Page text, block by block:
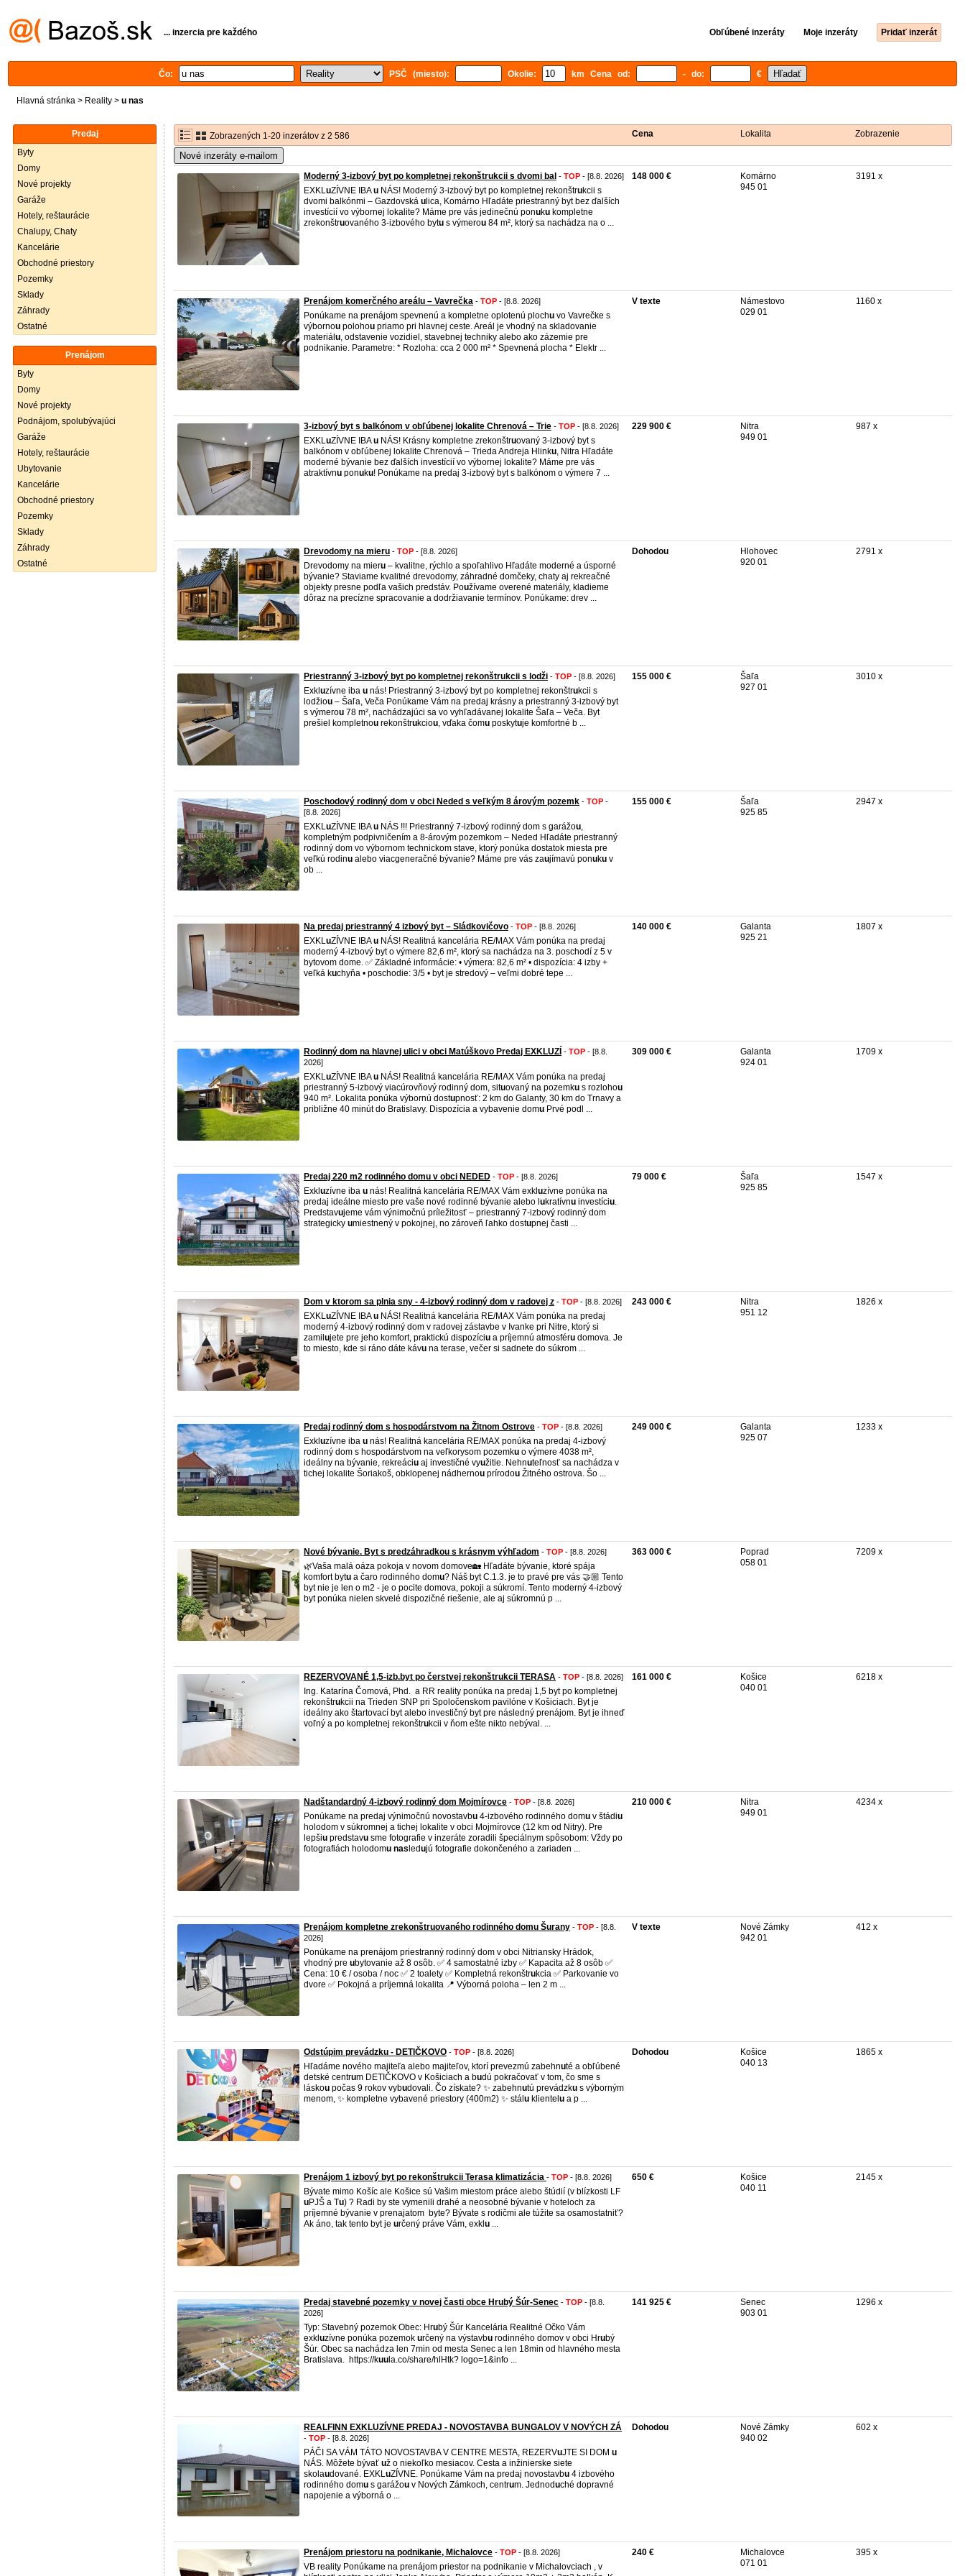
... inzercia pre každého Obľúbené inzeráty Moje inzeráty Pridať inzerát
Čo: PSČ (miesto): Okolie: km Cena od: - do: €
Hlavná stránka > Reality > u nas
Predaj
Byty
Domy
Nové projekty
Garáže
Hotely, reštaurácie
Chalupy, Chaty
Kancelárie
Obchodné priestory
Pozemky
Sklady
Záhrady
Ostatné
Prenájom
Byty
Domy
Nové projekty
Podnájom, spolubývajúci
Garáže
Hotely, reštaurácie
Ubytovanie
Kancelárie
Obchodné priestory
Pozemky
Sklady
Záhrady
Ostatné
Zobrazených 1-20 inzerátov z 2 586 Cena Lokalita Zobrazenie
Nové inzeráty e-mailom
Moderný 3-izbový byt po kompletnej rekonštrukcii s dvomi bal - TOP - [8.8. 2026]
EXKLuZÍVNE IBAu NÁS! Moderný 3-izbový byt po kompletnej rekonštrukcii s
dvomi balkónmi – Gazdovská u lica, Komárno Hľadáte priestranný byt bez ďalších
investícií vo výbornej lokalite? Máme pre vás jedinečnú ponuku kompletne
zrekonštruovaného 3-izbového bytu s výmerou 84 m², ktorý sa nachádza na o ...
148 000 €
Komárno
945 01
3191 x
Prenájom komerčného areálu – Vavrečka - TOP - [8.8. 2026]
Ponúkame na prenájom spevnenú a kompletne oplotenú plochu vo Vavrečke s
výbornou polohou priamo pri hlavnej ceste. Areál je vhodný na skladovanie
materiál u, odstavenie vozidiel, stavebnej techniky alebo ako zázemie pre
podnikanie. Parametre: * Rozloha: cca 2 000 m² * Spevnená plocha * Elektr ...
V texte
Námestovo
029 01
1160 x
3-izbový byt s balkónom v obľúbenej lokalite Chrenová – Trie - TOP - [8.8. 2026]
EXKLuZÍVNE IBAu NÁS! Krásny kompletne zrekonštruovaný 3-izbový byt s
balkónom v obľúbenej lokalite Chrenová – Trieda Andreja Hlinku, Nitra Hľadáte
moderné bývanie bez ďalších investícií vo výbornej lokalite? Máme pre vás
atraktívnu ponuku! Ponúkame na predaj 3-izbový byt s balkónom o výmere 7 ...
229 900 €
Nitra
949 01
987 x
Drevodomy na mieru - TOP - [8.8. 2026]
Drevodomy na mieru – kvalitne, rýchlo a spoľahlivo Hľadáte moderné a úsporné
bývanie? Staviame kvalitné drevodomy, záhradné domčeky, chaty aj rekreačné
objekty presne podľa vašich predstáv. Používame overené materiály, kladieme
dôraz na precízne spracovanie a dodržiavanie termínov. Ponúkame: drev ...
Dohodou
Hlohovec
920 01
2791 x
Priestranný 3-izbový byt po kompletnej rekonštrukcii s lodži - TOP - [8.8. 2026]
Exkl uzívne iba u nás! Priestranný 3-izbový byt po kompletnej rekonštrukcii s
lodžiou – Šaľa, Veča Ponúkame Vám na predaj krásny a priestranný 3-izbový byt
s výmerou 78 m², nachádzajúci sa vo vyhľadávanej lokalite Šaľa – Veča. Byt
prešiel kompletnou rekonštrukciou, vďaka čomu poskytuje komfortné b ...
155 000 €
Šaľa
927 01
3010 x
Poschodový rodinný dom v obci Neded s veľkým 8 árovým pozemk - TOP -
[8.8. 2026]
EXKLuZÍVNE IBAu NÁS !!! Priestranný 7-izbový rodinný dom s garážou,
kompletným podpivničením a 8-árovým pozemkom – Neded Hľadáte priestranný
rodinný dom vo výbornom technickom stave, ktorý ponúka dostatok miesta pre
veľkú rodinu alebo viacgeneračné bývanie? Máme pre vás zaujímavú ponuku v
ob ...
155 000 €
Šaľa
925 85
2947 x
Na predaj priestranný 4 izbový byt – Sládkovičovo - TOP - [8.8. 2026]
EXKLuZÍVNE IBAu NÁS! Realitná kancelária RE/MAX Vám ponúka na predaj
moderný 4‑izbový byt o výmere 82,6 m², ktorý sa nachádza na 3. poschodí z 5 v
bytovom dome. ✅ Základné informácie: • výmera: 82,6 m² • dispozícia: 4 izby +
veľká kuchyňa • poschodie: 3/5 • byt je stredový – veľmi dobré tepe ...
140 000 €
Galanta
925 21
1807 x
Rodinný dom na hlavnej ulici v obci Matúškovo Predaj EXKLUZÍ - TOP - [8.8.
2026]
EXKLuZÍVNE IBAu NÁS! Realitná kancelária RE/MAX Vám ponúka na predaj
priestranný 5‑izbový viacúrovňový rodinný dom, situovaný na pozemku s rozlohou
940 m². Lokalita ponúka výbornú dostupnosť: 2 km do Galanty, 30 km do Trnavy a
približne 40 minút do Bratislavy. Dispozícia a vybavenie domu Prvé podl ...
309 000 €
Galanta
924 01
1709 x
Predaj 220 m2 rodinného domu v obci NEDED - TOP - [8.8. 2026]
Exkl uzívne iba u nás! Realitná kancelária RE/MAX Vám exkl uzívne ponúka na
predaj ideálne miesto pre vaše nové rodinné bývanie alebo l ukratívnu investíciu.
Predstavujeme vám výnimočnú príležitosť – priestranný 7-izbový rodinný dom
strategicky umiestnený v pokojnej, no zároveň ľahko dostupnej časti ...
79 000 €
Šaľa
925 85
1547 x
Dom v ktorom sa plnia sny - 4‑izbový rodinný dom v radovej z - TOP - [8.8. 2026]
EXKLuZÍVNE IBAu NÁS! Realitná kancelária RE/MAX Vám ponúka na predaj
moderný 4‑izbový rodinný dom v radovej zástavbe v Ivanke pri Nitre, ktorý si
zamil ujete pre jeho komfort, praktickú dispozíciu a príjemnú atmosféru domova. Je
to miesto, kde si ráno dáte kávu na terase, večer si sadnete do súkrom ...
243 000 €
Nitra
951 12
1826 x
Predaj rodinný dom s hospodárstvom na Žitnom Ostrove - TOP - [8.8. 2026]
Exkl uzívne iba u nás! Realitná kancelária RE/MAX ponúka na predaj 4‑izbový
rodinný dom s hospodárstvom na veľkorysom pozemku o výmere 4038 m²,
ideálny na bývanie, rekreáciu aj investičné využitie. Nehnuteľnosť sa nachádza v
tichej lokalite Šoriakoš, obklopenej nádhernou prírodou Žitného ostrova. Šo ...
249 000 €
Galanta
925 07
1233 x
Nové bývanie. Byt s predzáhradkou s krásnym výhľadom - TOP - [8.8. 2026]
🌿Vaša malá oáza pokoja v novom domove🏡 Hľadáte bývanie, ktoré spája
komfort bytu a čaro rodinného domu? Náš byt C.1.3. je to pravé pre vás 🤝🏼 Tento
byt nie je len o m2 - je o pocite domova, pokoji a súkromí. Tento moderný 4-izbový
byt ponúka nielen skvelé dispozičné riešenie, ale aj súkromnú p ...
363 000 €
Poprad
058 01
7209 x
REZERVOVANÉ 1,5-izb.byt po čerstvej rekonštrukcii TERASA - TOP - [8.8. 2026]
Ing. Katarína Čomová, Phd. a RR reality ponúka na predaj 1,5 byt po kompletnej
rekonštrukcii na Trieden SNP pri Spoločenskom pavilóne v Košiciach. Byt je
ideálny ako štartovací byt alebo investičný byt pre následný prenájom. Byt je ihneď
voľný a po kompletnej rekonštrukcii v ňom ešte nikto nebýval. ...
161 000 €
Košice
040 01
6218 x
Nadštandardný 4-izbový rodinný dom Mojmírovce - TOP - [8.8. 2026]
Ponúkame na predaj výnimočnú novostavbu 4-izbového rodinného domu v štádiu
holodom v súkromnej a tichej lokalite v obci Mojmírovce (12 km od Nitry). Pre
lepšiu predstavu sme fotografie v inzeráte zoradili špeciálnym spôsobom: Vždy po
fotografiách holodomu nas ledujú fotografie dokončeného a zariaden ...
210 000 €
Nitra
949 01
4234 x
Prenájom kompletne zrekonštruovaného rodinného domu Šurany - TOP - [8.8.
2026]
Ponúkame na prenájom priestranný rodinný dom v obci Nitriansky Hrádok,
vhodný pre ubytovanie až 8 osôb. ✅ 4 samostatné izby ✅ Kapacita až 8 osôb ✅
Cena: 10 € / osoba / noc ✅ 2 toalety ✅ Kompletná rekonštrukcia ✅ Parkovanie vo
dvore ✅ Pokojná a príjemná lokalita 📍 Výborná poloha – len 2 m ...
V texte
Nové Zámky
942 01
412 x
Odstúpim prevádzku - DETIČKOVO - TOP - [8.8. 2026]
Hľadáme nového majiteľa alebo majiteľov, ktorí prevezmú zabehnuté a obľúbené
detské centrum DETIČKOVO v Košiciach a budú pokračovať v tom, čo sme s
láskou počas 9 rokov vybudovali. Čo získate? ✨ zabehnutú prevádzku s výborným
menom, ✨ kompletne vybavené priestory (400m2) ✨ stál u klientel u a p ...
Dohodou
Košice
040 13
1865 x
Prenájom 1 izbový byt po rekonštrukcii Terasa klimatizácia - TOP - [8.8. 2026]
Bývate mimo Košíc ale Košice sú Vašim miestom práce alebo štúdií (v blízkosti LF
uPJŠ a Tu) ? Radi by ste vymenili drahé a neosobné bývanie v hoteloch za
príjemné bývanie v prenajatom byte? Bývate s rodičmi ale túžite sa osamostatniť?
Ak áno, tak tento byt je určený práve Vám, exkl u ...
650 €
Košice
040 11
2145 x
Predaj stavebné pozemky v novej časti obce Hrubý Šúr-Senec - TOP - [8.8.
2026]
Typ: Stavebný pozemok Obec: Hrubý Šúr Kancelária Realitné Očko Vám
exkl uzívne ponúka pozemok určený na výstavbu rodinného domov v obci Hrubý
Šúr. Obec sa nachádza len 7min od mesta Senec a len 18min od hlavného mesta
Bratislava. https://kuu la.co/share/hlHtk? logo=1&info ...
141 925 €
Senec
903 01
1296 x
REALFINN EXKLUZÍVNE PREDAJ - NOVOSTAVBA BUNGALOV V NOVÝCH ZÁ
- TOP - [8.8. 2026]
PÁČI SA VÁM TÁTO NOVOSTAVBA V CENTRE MESTA, REZERVuJTE SI DOM u
NÁS. Môžete bývať už o niekoľko mesiacov. Cesta a inžinierske siete
skolaudované. EXKLuZÍVNE. Ponúkame Vám na predaj novostavbu 4 izbového
rodinného domu s garážou v Nových Zámkoch, centrum. Jednoduché dopravné
napojenie a výborná o ...
Dohodou
Nové Zámky
940 02
602 x
Prenájom priestoru na podnikanie, Michalovce - TOP - [8.8. 2026]
VB reality Ponúkame na prenájom priestor na podnikanie v Michalovciach , v
240 €
Michalovce
071 01
395 x